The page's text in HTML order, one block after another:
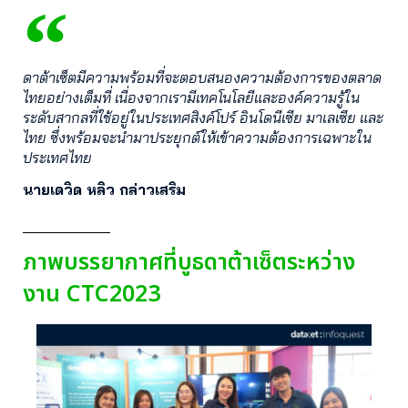
ดาต้าเซ็ตมีความพร้อมที่จะตอบสนองความต้องการของตลาด
ไทยอย่างเต็มที่ เนื่องจากเรามีเทคโนโลยีและองค์ความรู้ใน
ระดับสากลที่ใช้อยู่ในประเทศสิงค์โปร์ อินโดนีเซีย มาเลเซีย และ
ไทย ซึ่งพร้อมจะนำมาประยุกต์ให้เข้าความต้องการเฉพาะใน
ประเทศไทย
นายเดวิด หลิว กล่าวเสริม
ภาพบรรยากาศที่บูธดาต้าเซ็ตระหว่าง
งาน CTC2023